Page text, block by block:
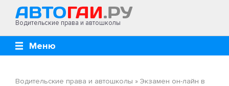
Водительские права и автошколы
Меню
Водительские права и автошколы » Экзамен он-лайн в